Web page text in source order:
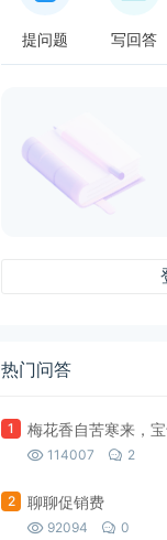
提问题 写回答
热门问答
1 梅花香自苦寒来，
114007 2
2 聊聊促销费
92094 0